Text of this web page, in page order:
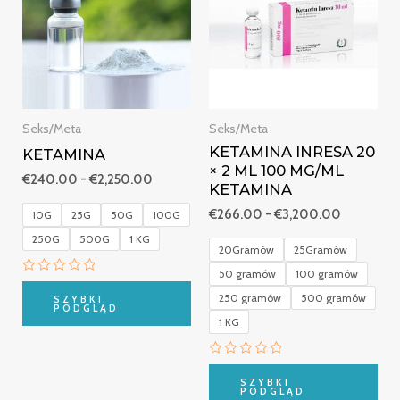
Seks/Meta
KETAMINA
€240.00 - €2,250.00
do
€2,250.00
10G 25G 50G
100G
250G
500G 1 KG
Oceniono
SZYBKI
PODGLĄD
Seks/Meta
KETAMINA INRESA 20
× 2 ML 100 MG/ML
KETAMINA
€266.00 - €3,200.00
20Gramów
25Gramów
50 gramów
100 gramów
250 gramów
500 gramów
1 KG
Oceniono
SZYBKI
PODGLĄD